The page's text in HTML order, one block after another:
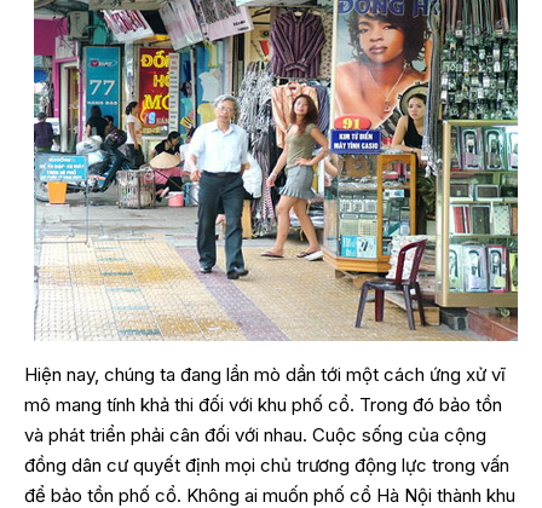
Hiện nay, chúng ta đang lần mò dần tới một cách ứng xử vĩ
mô mang tính khả thi đối với khu phố cổ. Trong đó bảo tồn
và phát triển phải cân đối với nhau. Cuộc sống của cộng
đồng dân cư quyết định mọi chủ trương động lực trong vấn
để bảo tồn phố cổ. Không ai muốn phố cổ Hà Nội thành khu